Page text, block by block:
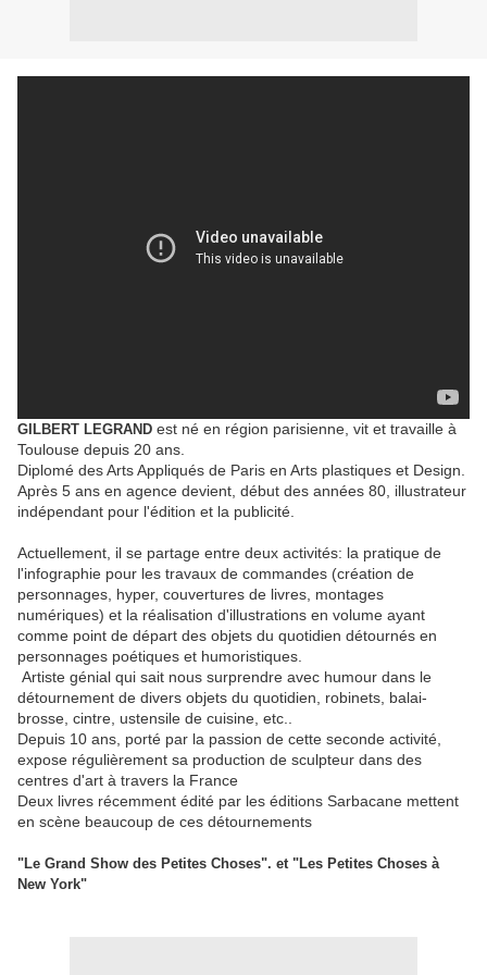
GILBERT LEGRAND est né en région parisienne, vit et travaille à
Toulouse depuis 20 ans.
Diplomé des Arts Appliqués de Paris en Arts plastiques et Design.
Après 5 ans en agence devient, début des années 80, illustrateur
indépendant pour l'édition et la publicité.
Actuellement, il se partage entre deux activités: la pratique de
l'infographie pour les travaux de commandes (création de
personnages, hyper, couvertures de livres, montages
numériques) et la réalisation d'illustrations en volume ayant
comme point de départ des objets du quotidien détournés en
personnages poétiques et humoristiques.
Artiste génial qui sait nous surprendre avec humour dans le
détournement de divers objets du quotidien, robinets, balai-
brosse, cintre, ustensile de cuisine, etc..
Depuis 10 ans, porté par la passion de cette seconde activité,
expose régulièrement sa production de sculpteur dans des
centres d'art à travers la France
Deux livres récemment édité par les éditions Sarbacane mettent
en scène beaucoup de ces détournements
"Le Grand Show des Petites Choses". et "Les Petites Choses à
New York"